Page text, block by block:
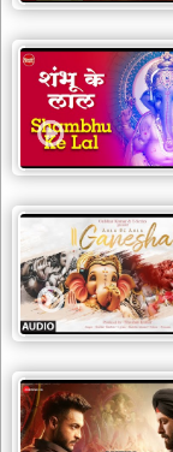
जोड़ें
bhajans